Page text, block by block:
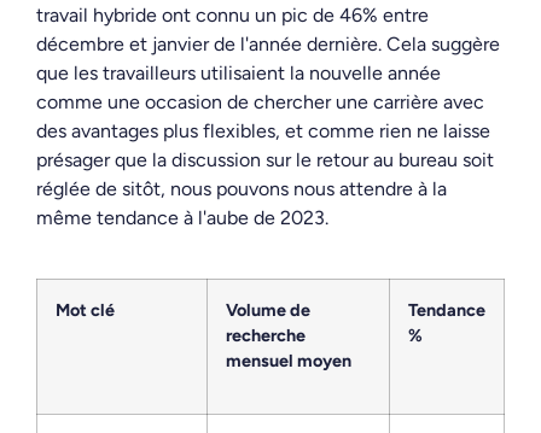
travail hybride ont connu un pic de 46% entre
décembre et janvier de l'année dernière. Cela suggère
que les travailleurs utilisaient la nouvelle année
comme une occasion de chercher une carrière avec
des avantages plus flexibles, et comme rien ne laisse
présager que la discussion sur le retour au bureau soit
réglée de sitôt, nous pouvons nous attendre à la
même tendance à l'aube de 2023.
Mot clé
Volume de
recherche
mensuel moyen
Tendance
%